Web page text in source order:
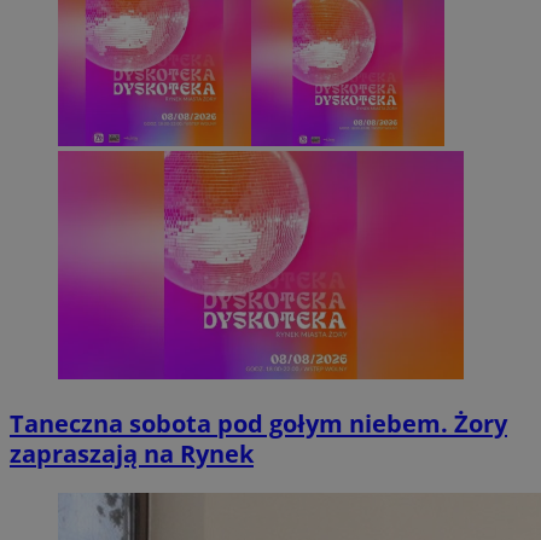
Taneczna sobota pod gołym niebem. Żory
zapraszają na Rynek